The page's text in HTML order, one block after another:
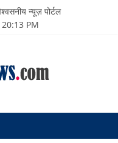
न्यूज़ पोर्टल
PM